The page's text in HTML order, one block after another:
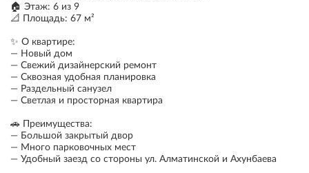
🏠 Этаж: 6 из 9
📐 Площадь: 67 м²
✨ О квартире:
— Новый дом
— Свежий дизайнерский ремонт
— Сквозная удобная планировка
— Раздельный санузел
— Светлая и просторная квартира
🚗 Преимущества:
— Большой закрытый двор
— Много парковочных мест
— Удобный заезд со стороны ул. Алматинской и Ахунбаева